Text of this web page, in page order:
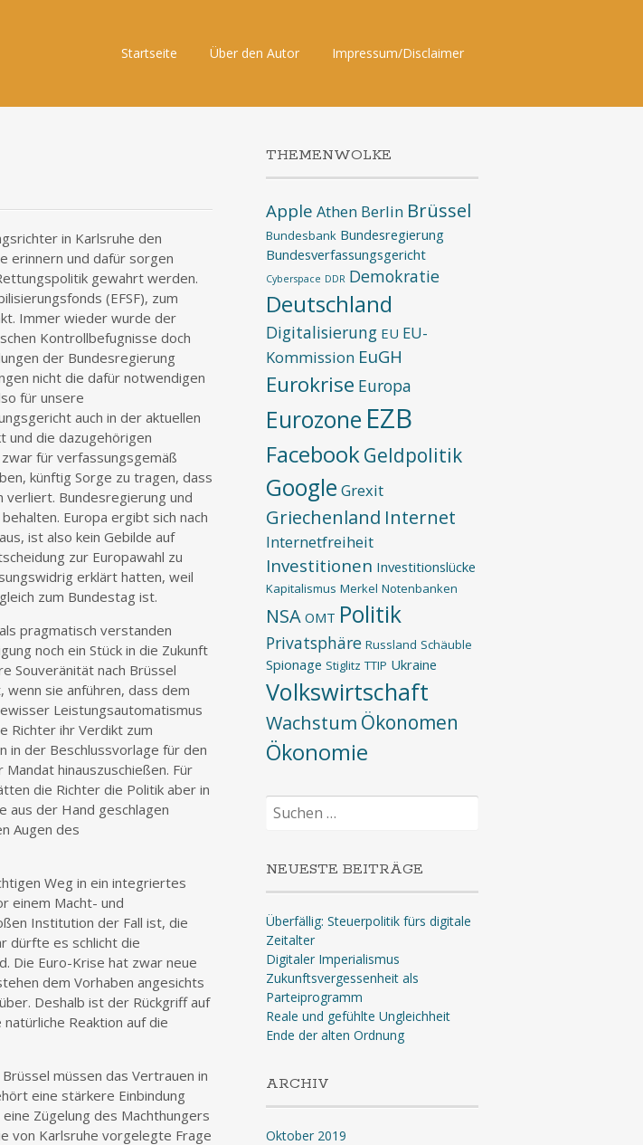
Skip
Startseite Über den Autor Impressum/Disclaimer
in Karlsruhe den
erinnern und dafür sorgen
gewahrt werden.
(EFSF), zum
Immer wieder wurde der
Kontrollbefugnisse doch
der Bundesregierung
nicht die dafür notwendigen
für unsere
auch in der aktuellen
und die dazugehörigen
für verfassungsgemäß
künftig Sorge zu tragen, dass
verliert. Bundesregierung und
Europa ergibt sich nach
ist also kein Gebilde auf
zur Europawahl zu
erklärt hatten, weil
zum Bundestag ist.
pragmatisch verstanden
noch ein Stück in die Zukunft
Souveränität nach Brüssel
sie anführen, dass dem
Leistungsautomatismus
Richter ihr Verdikt zum
in der Beschlussvorlage für den
hinauszuschießen. Für
die Richter die Politik aber in
aus der Hand geschlagen
Augen des
Weg in ein integriertes
einem Macht- und
Institution der Fall ist, die
dürfte es schlicht die
Die Euro-Krise hat zwar neue
dem Vorhaben angesichts
Deshalb ist der Rückgriff auf
Reaktion auf die
müssen das Vertrauen in
eine stärkere Einbindung
Zügelung des Machthungers
von Karlsruhe vorgelegte Frage
THEMENWOLKE
Apple Athen Berlin Brüssel
Bundesbank Bundesregierung
Bundesverfassungsgericht
Cyberspace DDR Demokratie
Deutschland
Digitalisierung EU EU-
Kommission EuGH
Eurokrise Europa
Eurozone EZB
FacebookGeldpolitik
Google Grexit
Griechenland Internet
Internetfreiheit
Investitionen Investitionslücke
Kapitalismus Merkel Notenbanken
NSA OMT Politik
Privatsphäre Russland Schäuble
Spionage Stiglitz TTIP Ukraine
Volkswirtschaft
Wachstum Ökonomen
Ökonomie
Suchen
nach:
NEUESTE BEITRÄGE
Überfällig: Steuerpolitik fürs digitale
Zeitalter
Digitaler Imperialismus
Zukunftsvergessenheit als
Parteiprogramm
Reale und gefühlte Ungleichheit
Ende der alten Ordnung
ARCHIV
Oktober 2019